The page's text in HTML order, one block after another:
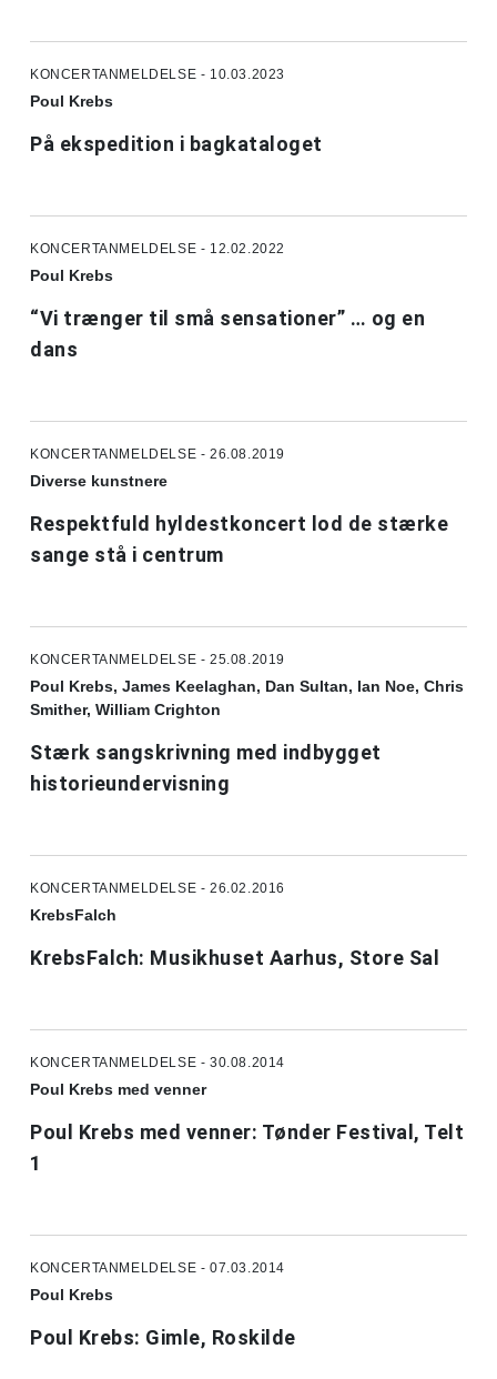
KONCERTANMELDELSE - 10.03.2023
Poul Krebs
På ekspedition i bagkataloget
KONCERTANMELDELSE - 12.02.2022
Poul Krebs
“Vi trænger til små sensationer” … og en
dans
KONCERTANMELDELSE - 26.08.2019
Diverse kunstnere
Respektfuld hyldestkoncert lod de stærke
sange stå i centrum
KONCERTANMELDELSE - 25.08.2019
Poul Krebs, James Keelaghan, Dan Sultan, Ian Noe, Chris
Smither, William Crighton
Stærk sangskrivning med indbygget
historieundervisning
KONCERTANMELDELSE - 26.02.2016
KrebsFalch
KrebsFalch: Musikhuset Aarhus, Store Sal
KONCERTANMELDELSE - 30.08.2014
Poul Krebs med venner
Poul Krebs med venner: Tønder Festival, Telt
1
KONCERTANMELDELSE - 07.03.2014
Poul Krebs
Poul Krebs: Gimle, Roskilde